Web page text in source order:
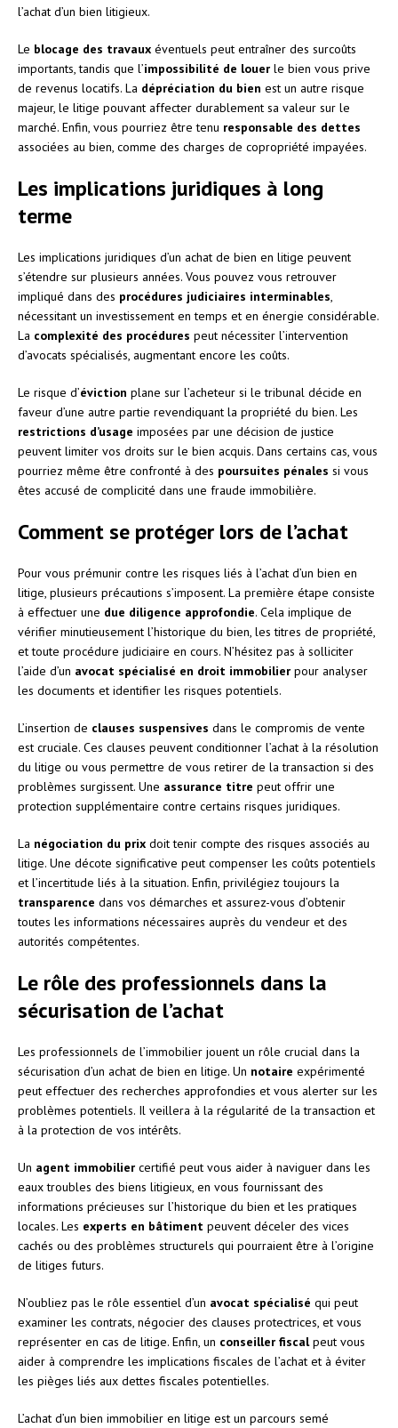
l’achat d’un bien litigieux.
Le blocage des travaux éventuels peut entraîner des surcoûts
importants, tandis que l’impossibilité de louer le bien vous prive
de revenus locatifs. La dépréciation du bien est un autre risque
majeur, le litige pouvant affecter durablement sa valeur sur le
marché. Enfin, vous pourriez être tenu responsable des dettes
associées au bien, comme des charges de copropriété impayées.
Les implications juridiques à long
terme
Les implications juridiques d’un achat de bien en litige peuvent
s’étendre sur plusieurs années. Vous pouvez vous retrouver
impliqué dans des procédures judiciaires interminables
nécessitant un investissement en temps et en énergie considérable.
La complexité des procédures peut nécessiter l’intervention
d’avocats spécialisés, augmentant encore les coûts.
Le risque d’éviction plane sur l’acheteur si le tribunal décide en
faveur d’une autre partie revendiquant la propriété du bien. Les
restrictions d’usage imposées par une décision de justice
peuvent limiter vos droits sur le bien acquis. Dans certains cas, vous
pourriez même être confronté à des poursuites pénales si vous
êtes accusé de complicité dans une fraude immobilière.
Comment se protéger lors de l’achat
Pour vous prémunir contre les risques liés à l’achat d’un bien en
litige, plusieurs précautions s’imposent. La première étape consiste
à effectuer une due diligence approfondie. Cela implique de
vérifier minutieusement l’historique du bien, les titres de propriété,
et toute procédure judiciaire en cours. N’hésitez pas à solliciter
l’aide d’un avocat spécialisé en droit immobilier pour analyser
les documents et identifier les risques potentiels.
L’insertion de clauses suspensives dans le compromis de vente
est cruciale. Ces clauses peuvent conditionner l’achat à la résolution
du litige ou vous permettre de vous retirer de la transaction si des
problèmes surgissent. Une assurance titre peut offrir une
protection supplémentaire contre certains risques juridiques.
La négociation du prix doit tenir compte des risques associés au
litige. Une décote significative peut compenser les coûts potentiels
et l’incertitude liés à la situation. Enfin, privilégiez toujours la
transparence dans vos démarches et assurez-vous d’obtenir
toutes les informations nécessaires auprès du vendeur et des
autorités compétentes.
Le rôle des professionnels dans la
sécurisation de l’achat
Les professionnels de l’immobilier jouent un rôle crucial dans la
sécurisation d’un achat de bien en litige. Un notaire expérimenté
peut effectuer des recherches approfondies et vous alerter sur les
problèmes potentiels. Il veillera à la régularité de la transaction et
à la protection de vos intérêts.
Un agent immobilier certifié peut vous aider à naviguer dans les
eaux troubles des biens litigieux, en vous fournissant des
informations précieuses sur l’historique du bien et les pratiques
locales. Les experts en bâtiment peuvent déceler des vices
cachés ou des problèmes structurels qui pourraient être à l’origine
de litiges futurs.
N’oubliez pas le rôle essentiel d’un avocat spécialisé qui peut
examiner les contrats, négocier des clauses protectrices, et vous
représenter en cas de litige. Enfin, un conseiller fiscalpeut vous
aider à comprendre les implications fiscales de l’achat et à éviter
les pièges liés aux dettes fiscales potentielles.
L’achat d’un bien immobilier en litige est un parcours semé